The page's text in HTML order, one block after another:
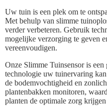
Uw tuin is een plek om te
Met behulp van slimme
verder verbeteren. Gebruik
mogelijke verzorging te geven
vereenvoudigen.
Onze Slimme Tuinsensor is
technologie uw tuinervaring
de bodemvochtigheid en
plantenbakken monitoren,
planten de optimale zorg